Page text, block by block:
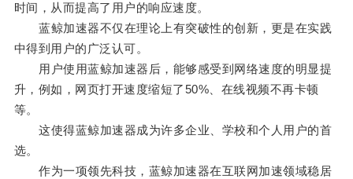
时间，从而提高了用户的响应速度。
蓝鲸加速器不仅在理论上有突破性的创新，更是在实践
中得到用户的广泛认可。
用户使用蓝鲸加速器后，能够感受到网络速度的明显提
升，例如，网页打开速度缩短了50%、在线视频不再卡顿
等。
这使得蓝鲸加速器成为许多企业、学校和个人用户的首
选。
作为一项领先科技，蓝鲸加速器在互联网加速领域稳居